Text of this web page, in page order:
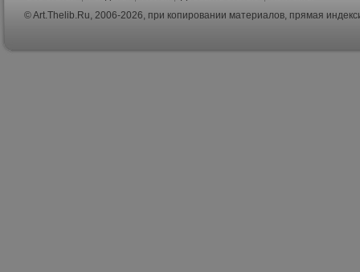
© Art.Thelib.Ru, 2006-2026, при копировании материалов, прямая